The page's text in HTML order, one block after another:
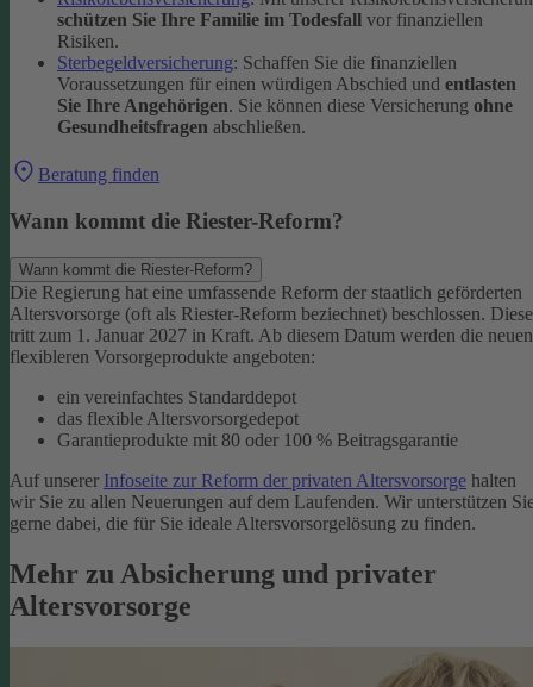
schützen Sie Ihre Familie im Todesfall vor finanziellen
Risiken.
Sterbegeldversicherung: Schaffen Sie die finanziellen
Voraussetzungen für einen würdigen Abschied und entlasten
Sie Ihre Angehörigen. Sie können diese Versicherung ohne
Gesundheitsfragen abschließen.
Beratung finden
Wann kommt die Riester-Reform?
Wann kommt die Riester-Reform?
Die Regierung hat eine umfassende Reform der staatlich geförderten
Altersvorsorge (oft als Riester-Reform beziechnet) beschlossen. Diese
tritt zum 1. Januar 2027 in Kraft. Ab diesem Datum werden die
flexibleren Vorsorgeprodukte angeboten:
ein vereinfachtes Standarddepot
das flexible Altersvorsorgedepot
Garantieprodukte mit 80 oder 100 % Beitragsgarantie
Auf unserer Infoseite zur Reform der privaten Altersvorsorge halten
wir Sie zu allen Neuerungen auf dem Laufenden. Wir unterstützen
gerne dabei, die für Sie ideale Altersvorsorgelösung zu finden.
Mehr zu Absicherung und privater
Altersvorsorge